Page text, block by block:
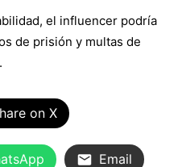
el influencer podría
de prisión y multas de
on X
Email